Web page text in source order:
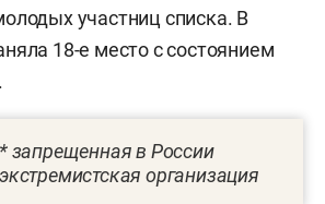
участниц списка. В
18-е место с состоянием
* запрещенная в России
экстремистская организация